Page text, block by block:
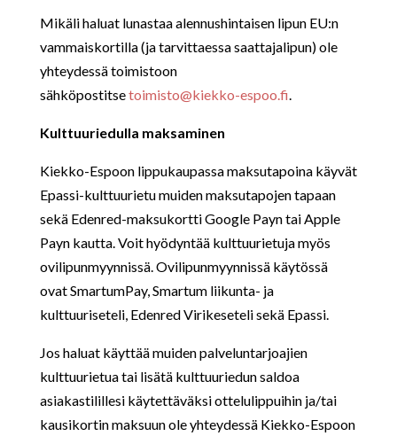
Mikäli haluat lunastaa alennushintaisen lipun EU:n
vammaiskortilla (ja tarvittaessa saattajalipun) ole
yhteydessä toimistoon
sähköpostitsetoimisto@kiekko-espoo.fi.
Kulttuuriedulla maksaminen
Kiekko-Espoon lippukaupassa maksutapoina käyvät
Epassi-kulttuurietu muiden maksutapojen tapaan
sekä Edenred-maksukortti Google Payn tai Apple
Payn kautta. Voit hyödyntää kulttuurietuja myös
ovilipunmyynnissä. Ovilipunmyynnissä käytössä
ovat SmartumPay, Smartum liikunta- ja
kulttuuriseteli, Edenred Virikeseteli sekä Epassi.
Jos haluat käyttää muiden palveluntarjoajien
kulttuurietua tai lisätä kulttuuriedun saldoa
asiakastilillesi käytettäväksi ottelulippuihin ja/tai
kausikortin maksuun ole yhteydessä Kiekko-Espoon